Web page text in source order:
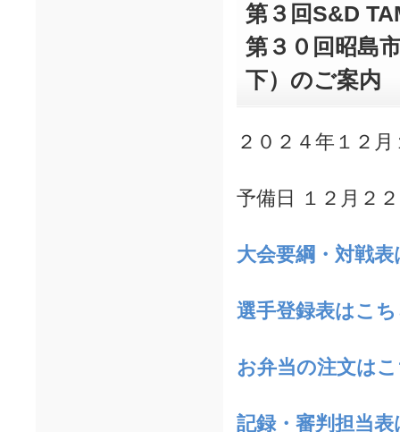
第３回S&D
第３０回昭島
下）のご案内
２０２４年１２
予備日 １２月２
大会要綱・対戦
選手登録表はこ
お弁当の注文は
記録・審判担当